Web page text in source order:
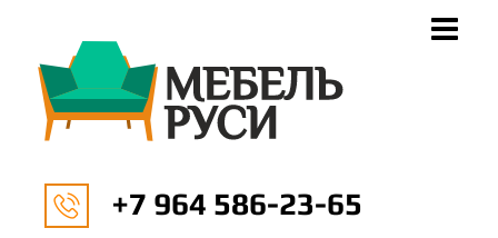
+7 964 586-23-65